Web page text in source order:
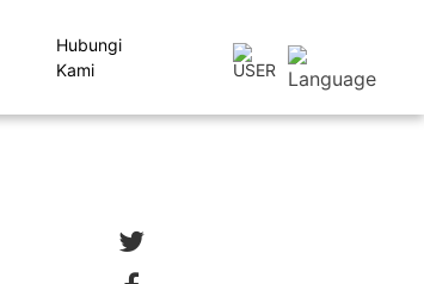
Hubungi
Kami